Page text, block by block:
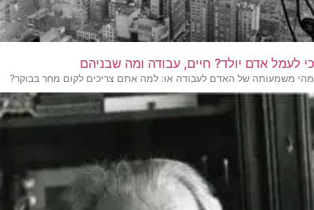
כי לעמל אדם יולד? חיים, עבודה ומה שבניהם
מהי משמעותה של האדם לעבודה או: למה אתם צריכים לקום מחר בבוקר?